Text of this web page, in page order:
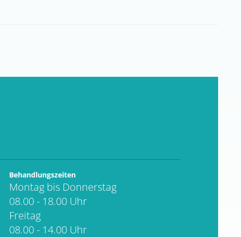
Behandlungszeiten
Montag bis Donnerstag
08.00 - 18.00 Uhr
Freitag
08.00 - 14.00 Uhr